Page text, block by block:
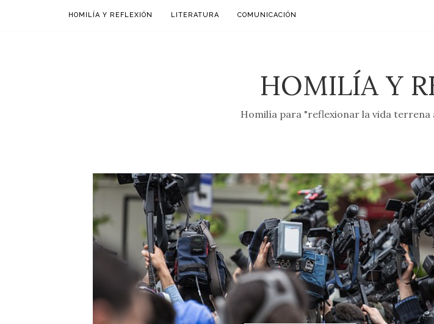
HOMILÍA Y
Homilía para "reflexionar la vida terrena
HOMILÍA Y REFLEXIÓN LITERATURA COMUNICACIÓN